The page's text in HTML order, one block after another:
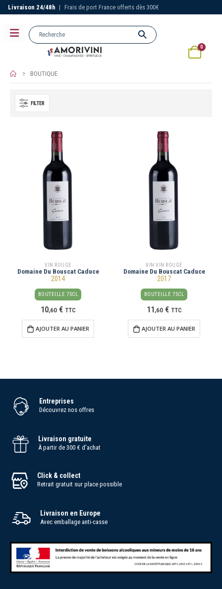
Livraison 24/48h | Frais de port France offerts dès 300€
0
BOUTIQUE
FILTER
VIN ROUGE
Domaine Du Bouscat Caduce
2014
BOUTEILLE 75CL
10,60 € TTC
AJOUTER AU PANIER
VIN VIN ROUGE
Domaine Du Bouscat Caduce
2017
BOUTEILLE 75CL
11 ,60 € TTC
AJOUTER AU PANIER
Entreprises
Découvrez nos offres
Livraison gratuite
À partir de 300 € d'achat
Click & collect
Retrait gratuit sur place possible
Livraison en Europe
Avec emballage anti-casse